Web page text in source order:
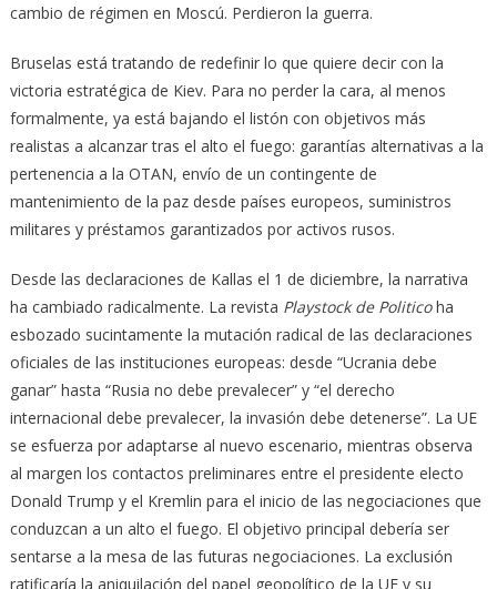
cambio de régimen en Moscú. Perdieron la guerra.
Bruselas está tratando de redefinir lo que quiere decir con la
victoria estratégica de Kiev. Para no perder la cara, al menos
formalmente, ya está bajando el listón con objetivos más
realistas a alcanzar tras el alto el fuego: garantías alternativas a la
pertenencia a la OTAN, envío de un contingente de
mantenimiento de la paz desde países europeos, suministros
militares y préstamos garantizados por activos rusos.
Desde las declaraciones de Kallas el 1 de diciembre, la narrativa
ha cambiado radicalmente. La revista Playstock de Politicoha
esbozado sucintamente la mutación radical de las declaraciones
oficiales de las instituciones europeas: desde “Ucrania debe
ganar” hasta “Rusia no debe prevalecer” y “el derecho
internacional debe prevalecer, la invasión debe detenerse”. La UE
se esfuerza por adaptarse al nuevo escenario, mientras observa
al margen los contactos preliminares entre el presidente electo
Donald Trump y el Kremlin para el inicio de las negociaciones que
conduzcan a un alto el fuego. El objetivo principal debería ser
sentarse a la mesa de las futuras negociaciones. La exclusión
ratificaría la aniquilación del papel geopolítico de la UE y su